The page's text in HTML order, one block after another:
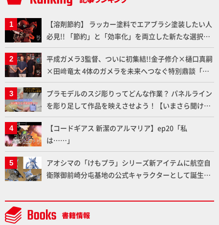
【溶剤節約】 ラッカー塗料でエアブラシ塗装したい人
必見!! 「節約」と「効率化」を両立した新たな選択肢
「カートリッジ式エアーブラシ FLYER-SR2」の使い心
地を「HG ブルーティッシュドッグ」で検証！
平成ガメラ3監督、ついに初集結!!金子修介×樋口真嗣
×田﨑竜太 4体のガメラを未来へつなぐ特別鼎談「ガ
メラ永久保存化プロジェクト FINAL」
プラモデルのスジ彫りってどんな作業？ パネルライン
を彫り足して作品を映えさせよう！【いまさら聞けな
いプラモデルの基礎：スジ彫りとパネルライン】
【コードギアス 新潔のアルマリア】ep20「私
は……」
アオシマの「けもプラ」シリーズ新アイテムに航空自
衛隊御前崎分屯基地の公式キャラクターとして誕生し
通常版の2ラインで発売！